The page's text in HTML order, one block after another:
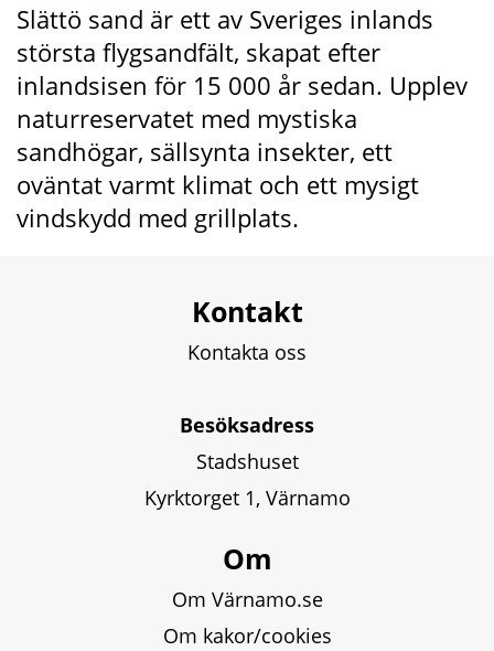
Slättö sand är ett av Sveriges inlands
största flygsandfält, skapat efter
inlandsisen för 15 000 år sedan. Upplev
naturreservatet med mystiska
sandhögar, sällsynta insekter, ett
oväntat varmt klimat och ett mysigt
vindskydd med grillplats.
Kontakt
Kontakta oss
Besöksadress
Stadshuset
Kyrktorget 1, Värnamo
Om
Om Värnamo.se
Om kakor/cookies